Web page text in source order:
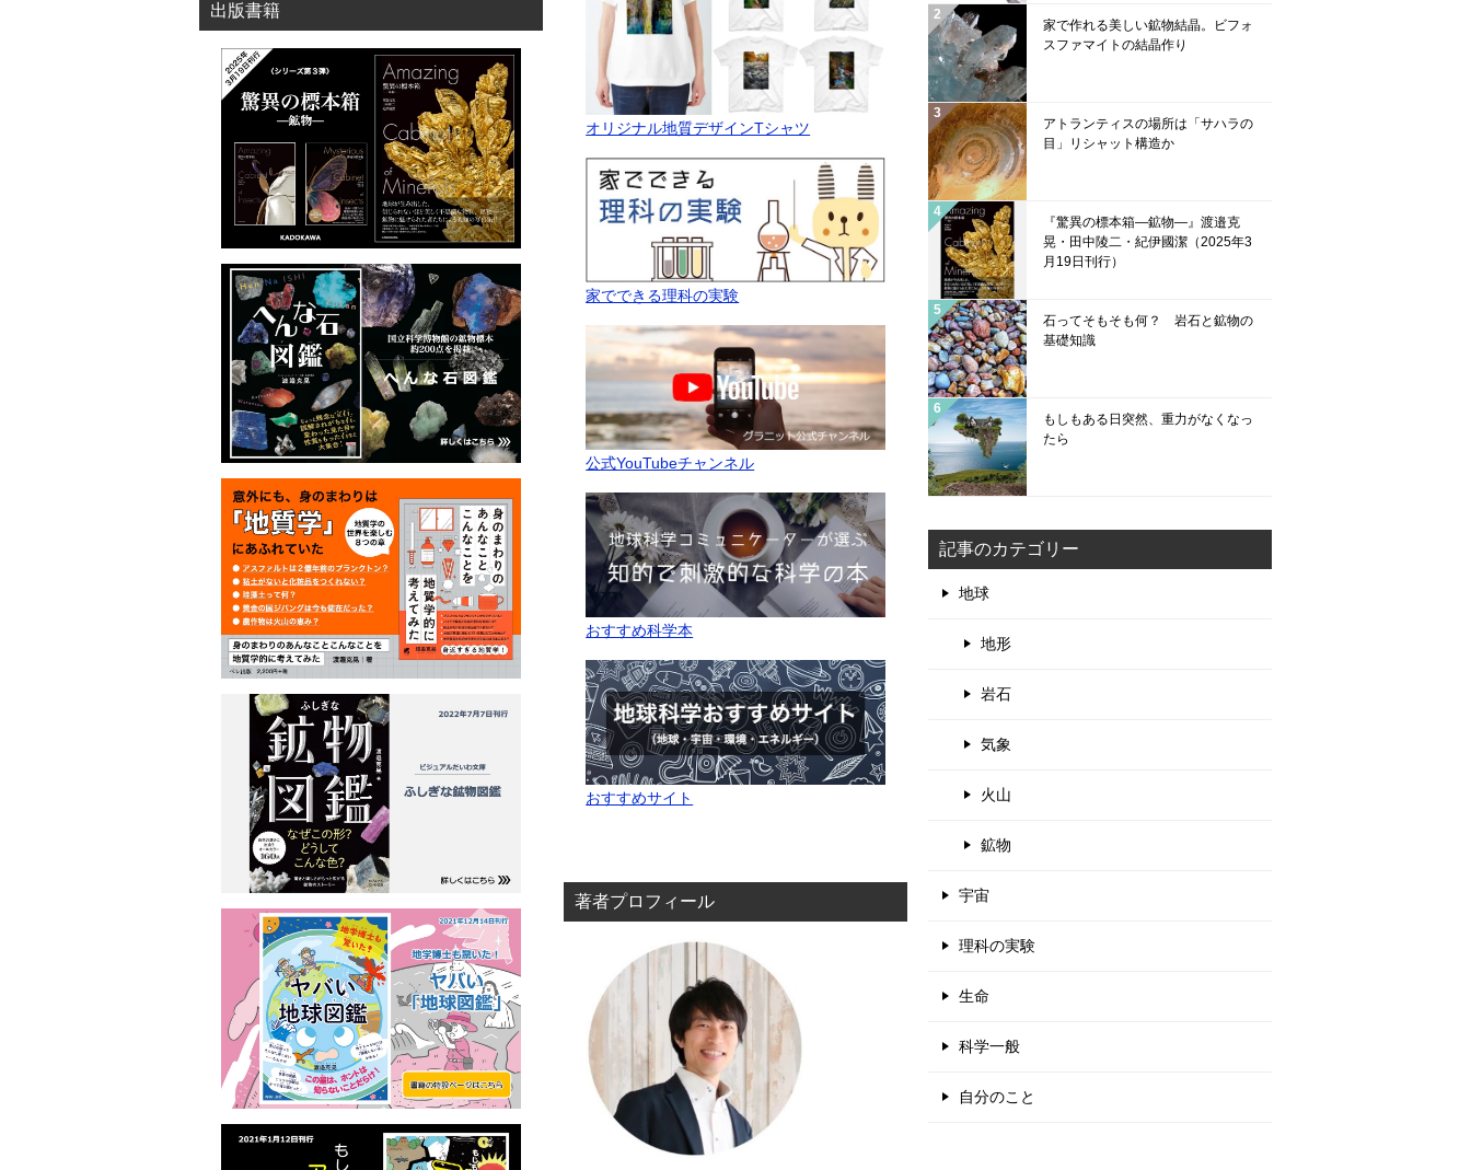
出版書籍
オリジナル地質デザインTシャツ
家でできる理科の実験
公式YouTubeチャンネル
おすすめ科学本
おすすめサイト
著者プロフィール
家で作れる美しい鉱物結晶。ビフォ
スファマイトの結晶作り
アトランティスの場所は「サハラの
目」リシャット構造か
『驚異の標本箱—鉱物—』渡邉克
晃・田中陵二・紀伊國潔（2025年3
月19日刊行）
石ってそもそも何？ 岩石と鉱物の
基礎知識
もしもある日突然、重力がなくなっ
たら
記事のカテゴリー
地球
地形
岩石
気象
火山
鉱物
宇宙
理科の実験
生命
科学一般
自分のこと